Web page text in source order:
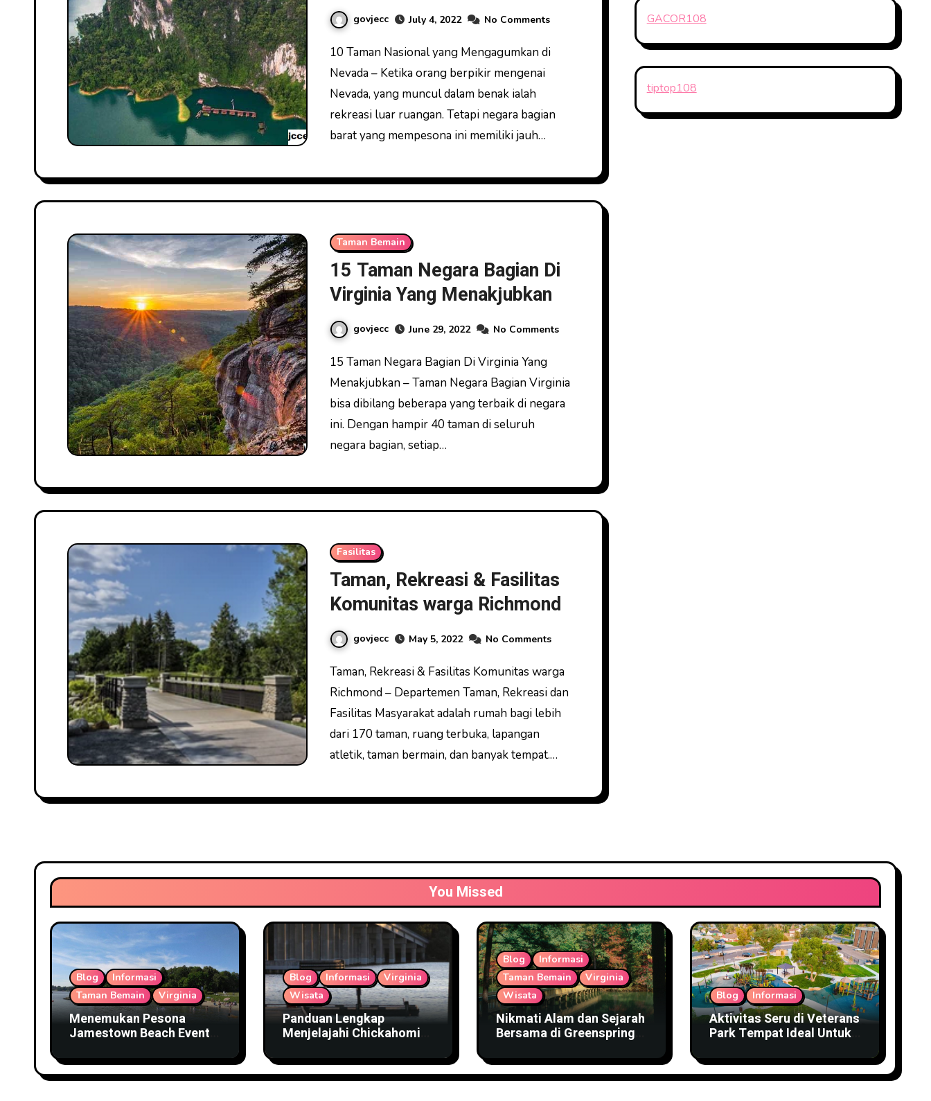
govjecc July 4, 2022 No Comments
10 Taman Nasional yang Mengagumkan di
Nevada – Ketika orang berpikir mengenai
Nevada, yang muncul dalam benak ialah
rekreasi luar ruangan. Tetapi negara bagian
barat yang mempesona ini memiliki jauh…
Taman Bemain
15 Taman Negara Bagian Di
Virginia Yang Menakjubkan
govjecc June 29, 2022 No Comments
15 Taman Negara Bagian Di Virginia Yang
Menakjubkan – Taman Negara Bagian Virginia
bisa dibilang beberapa yang terbaik di negara
ini. Dengan hampir 40 taman di seluruh
negara bagian, setiap…
Fasilitas
Taman, Rekreasi & Fasilitas
Komunitas warga Richmond
govjecc May 5, 2022 No Comments
Taman, Rekreasi & Fasilitas Komunitas warga
Richmond – Departemen Taman, Rekreasi dan
Fasilitas Masyarakat adalah rumah bagi lebih
dari 170 taman, ruang terbuka, lapangan
atletik, taman bermain, dan banyak tempat.…
GACOR108
tiptop108
You Missed
Blog
Informasi
Taman Bemain
Virginia
Menemukan Pesona
Jamestown Beach Event
Blog Informasi
Virginia
Wisata
Panduan Lengkap
Menjelajahi Chickahominy
Blog
Informasi
Taman Bemain
Virginia
Wisata
Nikmati Alam dan Sejarah
Bersama di Greensprings
Blog Informasi
Aktivitas Seru di Veterans
Park Tempat Ideal Untuk